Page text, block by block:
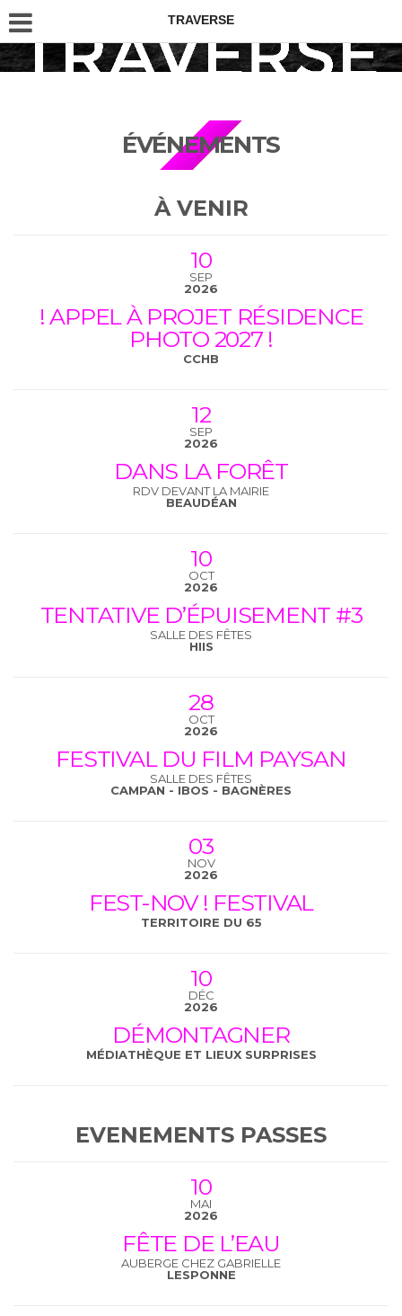
TRAVERSE
ÉVÉNEMENTS
À VENIR
10
SEP
2026
! APPEL À PROJET RÉSIDENCE
PHOTO 2027 !
CCHB
12
SEP
2026
DANS LA FORÊT
RDV DEVANT LA MAIRIE
BEAUDÉAN
10
OCT
2026
TENTATIVE D’ÉPUISEMENT #3
SALLE DES FÊTES
HIIS
28
OCT
2026
FESTIVAL DU FILM PAYSAN
SALLE DES FÊTES
CAMPAN - IBOS - BAGNÈRES
03
NOV
2026
FEST-NOV ! FESTIVAL
TERRITOIRE DU 65
10
DÉC
2026
DÉMONTAGNER
MÉDIATHÈQUE ET LIEUX SURPRISES
EVENEMENTS PASSES
10
MAI
2026
FÊTE DE L’EAU
AUBERGE CHEZ GABRIELLE
LESPONNE